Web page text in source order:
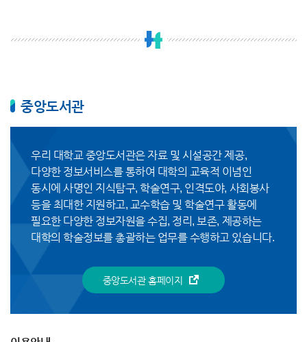
중앙도서관
우리 대학교 중앙도서관은 자료 및 시설공간 제공,
다양한 정보서비스를 통하여 대학의 교육적 이념인
동시에 사명인 지식탐구, 학술연구, 인격도야, 사회봉사
등을 최대한 지원하고, 교수학습 및 학술연구 활동에
필요한 다양한 정보자원을 수집, 정리, 보존, 제공하는
대학의 학술정보를 총괄하는 업무를 수행하고 있습니다.
중앙도서관 홈페이지